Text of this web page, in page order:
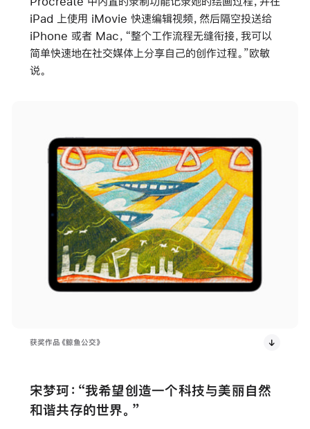
iPad 上使用 iMovie 快速编辑视频，然后隔空投送给
iPhone 或者 Mac，“整个工作流程无缝衔接，我可以
简单快速地在社交媒体上分享自己的创作过程。”欧敏
说。
获奖作品《鲸鱼公交》
宋梦珂：“我希望创造一个科技与美丽自然
和谐共存的世界。”